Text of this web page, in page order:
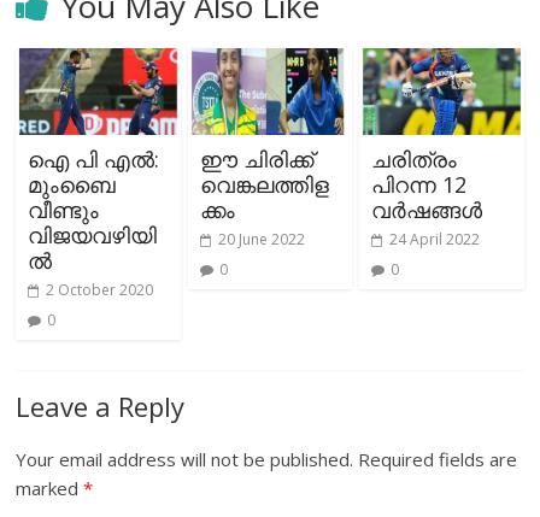
ഐ പി എൽ:
മുംബൈ
വീണ്ടും
വിജയവഴിയി
ൽ
2 October 2020
0
ഈ ചിരിക്ക്
വെങ്കലത്തിള
ക്കം
20 June 2022
0
ചരിത്രം
പിറന്ന 12
വർഷങ്ങൾ
24 April 2022
0
Leave a Reply
Your email address will not be published. Required fields are
marked*